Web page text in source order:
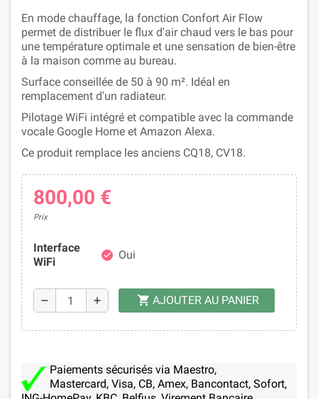
En mode chauffage, la fonction Confort Air Flow
permet de distribuer le flux d'air chaud vers le bas pour
une température optimale et une sensation de bien-être
à la maison comme au bureau.
Surface conseillée de 50 à 90 m². Idéal en
remplacement d'un radiateur.
Pilotage WiFi intégré et compatible avec la commande
vocale Google Home et Amazon Alexa.
Ce produit remplace les anciens CQ18, CV18.
800,00 €
Prix
Interface
WiFi
check Oui
remove add shopping_cart AJOUTER AU PANIER
Paiements sécurisés via Maestro,
Mastercard, Visa, CB, Amex, Bancontact, Sofort,